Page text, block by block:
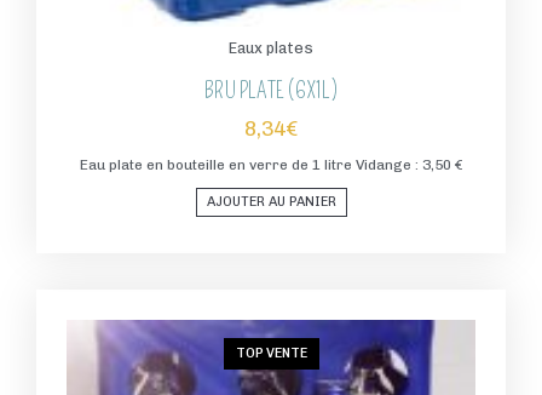
Eaux plates
BRU PLATE (6X1L)
8,34€
Eau plate en bouteille en verre de 1 litre Vidange : 3,50 €
AJOUTER AU PANIER
TOP VENTE